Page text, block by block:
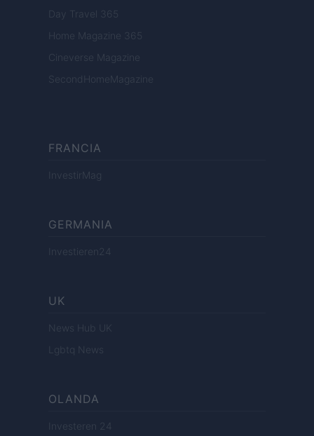
Day Travel 365
Home Magazine 365
Cineverse Magazine
SecondHomeMagazine
FRANCIA
InvestirMag
GERMANIA
Investieren24
UK
News Hub UK
Lgbtq News
OLANDA
Investeren 24